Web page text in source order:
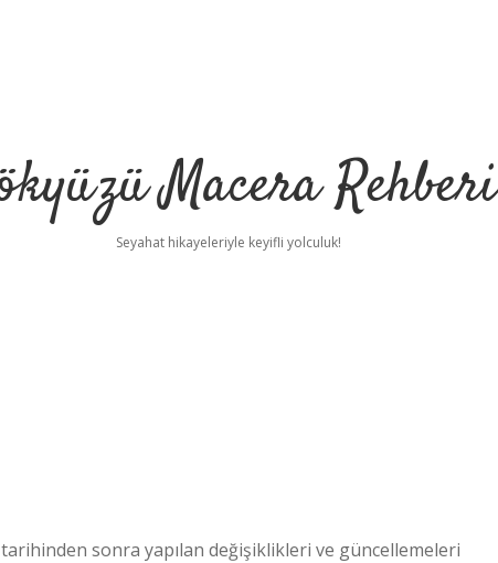
Macera Rehberi
Seyahat hikayeleriyle keyifli yolculuk!
tarihinden sonra yapılan değişiklikleri ve güncellemeleri